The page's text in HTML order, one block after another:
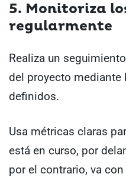
5. Monitoriza
regularmente
Realiza un
del proyecto mediante
definidos.
Usa métricas claras
está en curso, por
por el contrario, va